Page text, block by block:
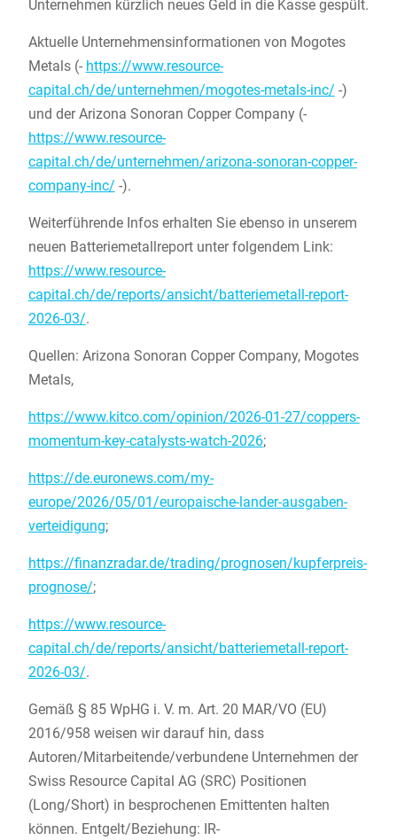
Unternehmen kürzlich neues Geld in die Kasse gespült.
Aktuelle Unternehmensinformationen von Mogotes
Metals (- https://www.resource-
capital.ch/de/unternehmen/mogotes-metals-inc/ -)
und der Arizona Sonoran Copper Company (-
https://www.resource-
capital.ch/de/unternehmen/arizona-sonoran-copper-
company-inc/ -).
Weiterführende Infos erhalten Sie ebenso in unserem
neuen Batteriemetallreport unter folgendem Link:
https://www.resource-
capital.ch/de/reports/ansicht/batteriemetall-report-
2026-03/.
Quellen: Arizona Sonoran Copper Company, Mogotes
Metals,
https://www.kitco.com/opinion/2026-01-27/coppers-
momentum-key-catalysts-watch-2026;
https://de.euronews.com/my-
europe/2026/05/01/europaische-lander-ausgaben-
verteidigung;
https://finanzradar.de/trading/prognosen/kupferpreis-
prognose/;
https://www.resource-
capital.ch/de/reports/ansicht/batteriemetall-report-
2026-03/.
Gemäß § 85 WpHG i. V. m. Art. 20 MAR/VO (EU)
2016/958 weisen wir darauf hin, dass
Autoren/Mitarbeitende/verbundene Unternehmen der
Swiss Resource Capital AG (SRC) Positionen
(Long/Short) in besprochenen Emittenten halten
können. Entgelt/Beziehung: IR-